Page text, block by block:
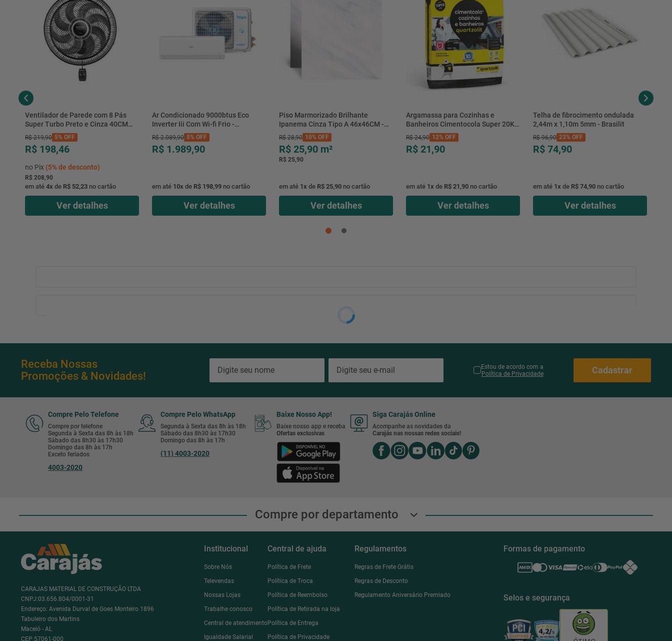
Ventilador de Parede com 8 Pás
Super Turbo Preto e Cinza 40CM
220V 140W - VTX-40P-8P - Mondial
R$ 219,90 5% OFF
R$ 198,46
no Pix (5%de desconto)
R$ 208,90
em até 4x de R$ 52,23 no cartão
Ver detalhes
Ar Condicionado 9000btus Eco
Inverter Iii Com Wi-fi Frio -
Hjfe09c2cg|hjfi09c2wg - Elgin
R$ 2.089,90 5% OFF
R$ 1.989,90
em até 10x de R$ 198,99 no cartão
Ver detalhes
Piso Marmorizado Brilhante
Ipanema Cinza Tipo A 46x46CM -
01.012771 - Cerbras
R$ 28,90 10% OFF
R$ 25,90 m²
R$ 25,90
em até 1x de R$ 25,90 no cartão
Ver detalhes
Argamassa para Cozinhas e
Banheiros Cimentocola Super 20KG
- 0118.00001.0020PL - Quartzolit
R$ 24,90 12% OFF
R$ 21,90
em até 1x de R$ 21,90 no cartão
Ver detalhes
Telha de fibrocimento ondulada
2,44m x 1,10m 5mm - Brasilit
R$ 96,90 23% OFF
R$ 74,90
em até 1x de R$ 74,90 no cartão
Ver detalhes
Receba Nossas
Promoções & Novidades!
Estou de acordo com a
Política de Privacidade
Cadastrar
Compre Pelo Telefone
Compre por telefone
Segunda à Sexta das 8h às 18h
Sábado das 8h30 às 17h30
Domingo das 8h às 17h
Exceto feriados
4003-2020
Compre Pelo WhatsApp
Segunda à Sexta das 8h às 18h
Sábado das 8h30 às 17h30
Domingo das 8h às 17h
(11) 4003-2020
Baixe Nosso App!
Baixe nosso app e receba
Ofertas exclusivas
Siga Carajás Online
Acompanhe as novidades da
Carajás nas nossas redes sociais!
Compre por departamento
CARAJAS MATERIAL DE CONSTRUÇÃO LTDA
CNPJ:03.656.804/0001-31
Endereço: Avenida Durval de Goes Monteiro 1896
Tabuleiro dos Martins
Maceió - AL
CEP 57061-000
Institucional
Sobre Nós
Televendas
Nossas Lojas
Trabalhe conosco
Central de atendimento
Igualdade Salarial
Central de ajuda
Política de Frete
Política de Troca
Política de Reembolso
Política de Retirada na loja
Política de Entrega
Política de Privacidade
Regulamentos
Regras de Frete Grátis
Regras de Desconto
Regulamento Aniversário Premiado
Formas de pagamento
Selos e segurança